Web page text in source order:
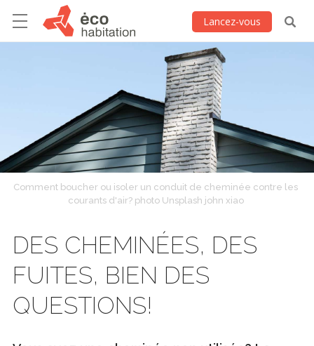
Lancez-vous
Comment boucher ou isoler un conduit de cheminée contre les
courants d'air? photo Unsplash john xiao
DES CHEMINÉES, DES
FUITES, BIEN DES
QUESTIONS!